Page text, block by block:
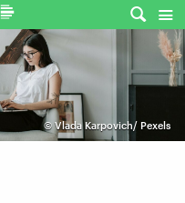
© Vlada Karpovich/ Pexels